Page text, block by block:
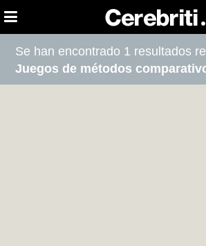
Se han encontrado 1 resultados
Juegos de métodos